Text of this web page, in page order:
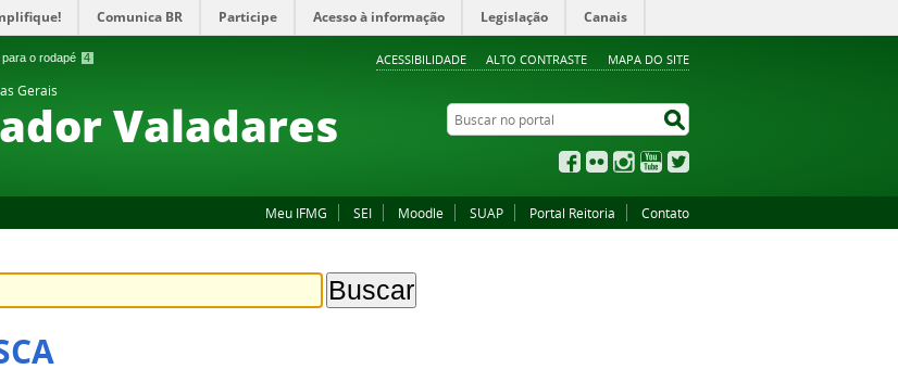
para o rodapé 4 ACESSIBILIDADE ALTO CONTRASTE MAPA DO SITE
Comunica BR Participe Acesso à informação Legislação Canais
Gerais
Valadares Buscar no portal
Facebook
Flickr InstagramYouTube
Meu IFMG SEI Moodle SUAP Portal Reitoria Contato